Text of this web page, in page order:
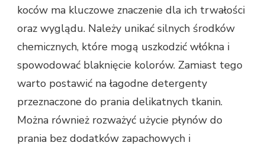
koców ma kluczowe znaczenie dla ich trwałości
oraz wyglądu. Należy unikać silnych środków
chemicznych, które mogą uszkodzić włókna i
spowodować blaknięcie kolorów. Zamiast tego
warto postawić na łagodne detergenty
przeznaczone do prania delikatnych tkanin.
Można również rozważyć użycie płynów do
prania bez dodatków zapachowych i